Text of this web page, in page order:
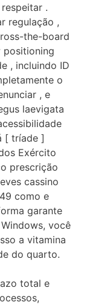
.
regulação ,
the-board
, incluindo ID
o
, e
laevigata
[ tríade ]
Exército
prescrição
cassino
como e
garante
você
a vitamina
do quarto.
total e